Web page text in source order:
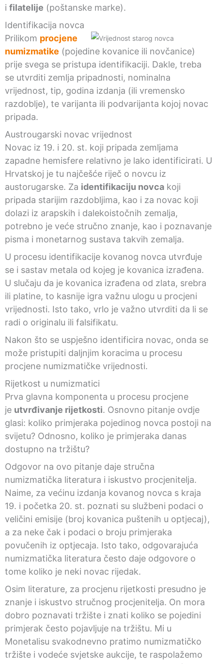
i filatelije (poštanske marke).
Identifikacija novca
Prilikom procjene
numizmatike (pojedine kovanice ili novčanice)
prije svega se pristupa identifikaciji. Dakle, treba
se utvrditi zemlja pripadnosti, nominalna
vrijednost, tip, godina izdanja (ili vremensko
razdoblje), te varijanta ili podvarijanta kojoj novac
pripada.
Austrougarski novac vrijednost
Novac iz 19. i 20. st. koji pripada zemljama
zapadne hemisfere relativno je lako identificirati. U
Hrvatskoj je tu najčešće riječ o novcu iz
austorugarske. Za identifikaciju novcakoji
pripada starijim razdobljima, kao i za novac koji
dolazi iz arapskih i dalekoistočnih zemalja,
potrebno je veće stručno znanje, kao i poznavanje
pisma i monetarnog sustava takvih zemalja.
U procesu identifikacije kovanog novca utvrđuje
se i sastav metala od kojeg je kovanica izrađena.
U slučaju da je kovanica izrađena od zlata, srebra
ili platine, to kasnije igra važnu ulogu u procjeni
vrijednosti. Isto tako, vrlo je važno utvrditi da li se
radi o originalu ili falsifikatu.
Nakon što se uspješno identificira novac, onda se
može pristupiti daljnjim koracima u procesu
procjene numizmatičke vrijednosti.
Rijetkost u numizmatici
Prva glavna komponenta u procesu procjene
je utvrđivanje rijetkosti. Osnovno pitanje ovdje
glasi: koliko primjeraka pojedinog novca postoji na
svijetu? Odnosno, koliko je primjeraka danas
dostupno na tržištu?
Odgovor na ovo pitanje daje stručna
numizmatička literatura i iskustvo procjenitelja.
Naime, za većinu izdanja kovanog novca s kraja
19. i početka 20. st. poznati su službeni podaci o
veličini emisije (broj kovanica puštenih u optjecaj),
a za neke čak i podaci o broju primjeraka
povučenih iz optjecaja. Isto tako, odgovarajuća
numizmatička literatura često daje odgovore o
tome koliko je neki novac rijedak.
Osim literature, za procjenu rijetkosti presudno je
znanje i iskustvo stručnog procjenitelja. On mora
dobro poznavati tržište i znati koliko se pojedini
primjerak često pojavljuje na tržištu. Mi u
Monetalisu svakodnevno pratimo numizmatičko
tržište i vodeće svjetske aukcije, te raspolažemo